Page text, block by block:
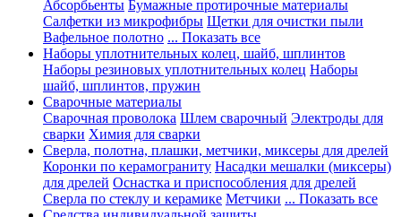
Абсорбьенты Бумажные протирочные материалы
Салфетки из микрофибры Щетки для очистки пыли
Вафельное полотно ... Показать все
Наборы уплотнительных колец, шайб, шплинтов
Наборы резиновых уплотнительных колец Наборы
шайб, шплинтов, пружин
Сварочные материалы
Сварочная проволока Шлем сварочный Электроды для
сварки Химия для сварки
Сверла, полотна, плашки, метчики, миксеры для дрелей
Коронки по керамограниту Насадки мешалки (миксеры)
для дрелей Оснастка и приспособления для дрелей
Сверла по стеклу и керамике Метчики ... Показать все